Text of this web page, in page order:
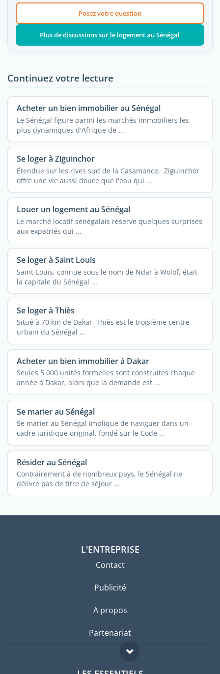
Posez votre question
Plus de discussions sur le logement au Sénégal
Continuez votre lecture
Acheter un bien immobilier au Sénégal
Le Sénégal figure parmi les marchés immobiliers les
plus dynamiques d'Afrique de ...
Se loger à Ziguinchor
Étendue sur les rives sud de la Casamance, Ziguinchor
offre une vie aussi douce que l'eau qui ...
Louer un logement au Sénégal
Le marché locatif sénégalais réserve quelques surprises
aux expatriés qui ...
Se loger à Saint Louis
Saint-Louis, connue sous le nom de Ndar à Wolof, était
la capitale du Sénégal ...
Se loger à Thiès
Situé à 70 km de Dakar, Thiès est le troisième centre
urbain du Sénégal ...
Acheter un bien immobilier à Dakar
Seules 5 000 unités formelles sont construites chaque
année à Dakar, alors que la demande est ...
Se marier au Sénégal
Se marier au Sénégal implique de naviguer dans un
cadre juridique original, fondé sur le Code ...
Résider au Sénégal
Contrairement à de nombreux pays, le Sénégal ne
délivre pas de titre de séjour ...
L'ENTREPRISE
Contact
Publicité
A propos
Partenariat